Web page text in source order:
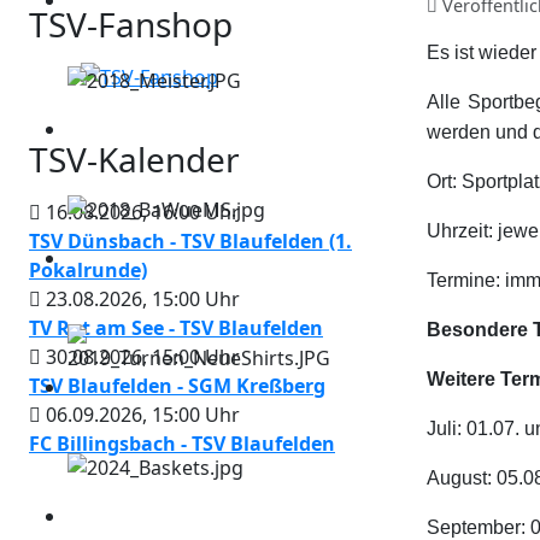
TSV-Fanshop
TSV-Kalender
16.08.2026,16:00Uhr
TSV Dünsbach - TSV Blaufelden (1.
Pokalrunde)
23.08.2026, 15:00 Uhr
TV Rot am See - TSV Blaufelden
30.08.2026,15:00Uhr
TSV Blaufelden - SGM Kreßberg
06.09.2026, 15:00 Uhr
FC Billingsbach - TSV Blaufelden
Es ist
Alle
werden und
Ort:
Uhrzeit:
Termine:
Besondere
Weitere
Juli: 01.07.
August:
September: